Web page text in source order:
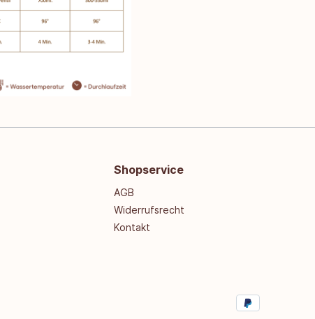
Shopservice
AGB
Widerrufsrecht
Kontakt